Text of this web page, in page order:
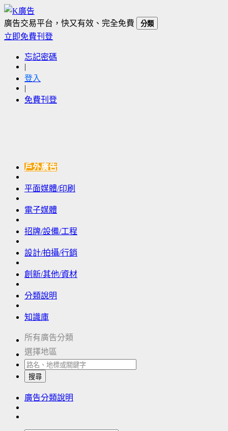
廣告交易平台，快又有效、完全免費 分類
立即免費刊登
忘記密碼
|
登入
|
免費刊登
戶外廣告
平面媒體/印刷
電子媒體
招牌/設備/工程
設計/拍攝/行銷
創新/其他/資材
分類說明
知識庫
所有廣告分類
選擇地區
搜尋
廣告分類說明